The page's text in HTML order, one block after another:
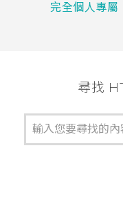
完全個人專屬
尋找